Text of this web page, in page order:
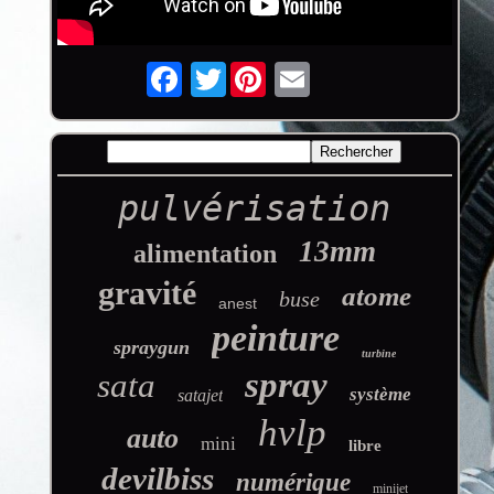
Twitter
pulvérisation
alimentation 13mm
gravité anest buse atome
spraygun peinture turbine
sata satajet spray système
auto mini hvlp libre
devilbiss numérique minijet